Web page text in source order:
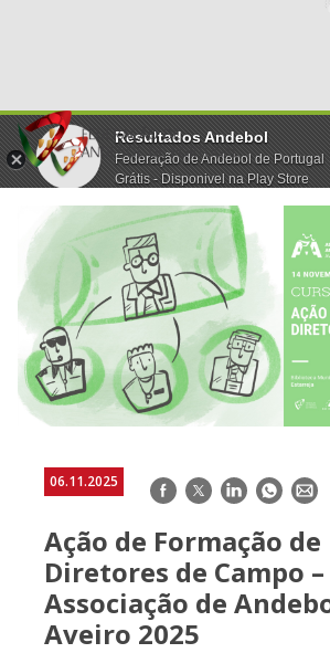
Resultados Andebol
Federação de Andebol de Portugal
Grátis - Disponivel na Play Store
06.11.2025 Facebook
TwitterLinkedInWhatsApp
E-
Ação de Formação de
Diretores de Campo –
Associação de
Aveiro 2025